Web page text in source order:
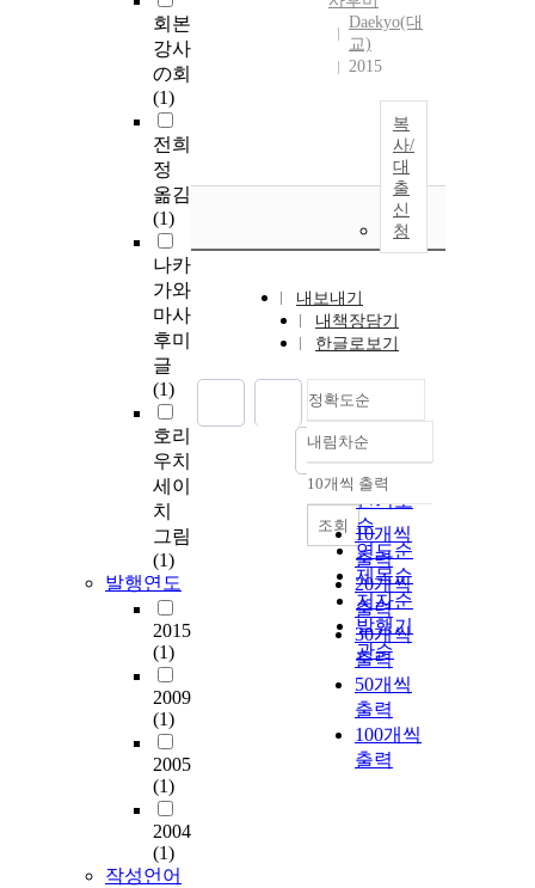
회본
강사
の회
(1)
전희
정
옮김
(1)
나카
가와
마사
후미
글
(1)
호리
우치
세이
치
그림
(1)
발행연도
2015
(1)
2009
(1)
2005
(1)
2004
(1)
작성언어
Daekyo(대
교)
2015
복
사/
대
출
신
청
내보내기
내책장담기
한글로보기
정확도순
정확도
순
인기도
순
연도순
제목순
저자순
발행기
관순
내림차순
내림차순
10개씩 출력
10개씩
출력
20개씩
출력
30개씩
출력
50개씩
출력
100개씩
출력
조회